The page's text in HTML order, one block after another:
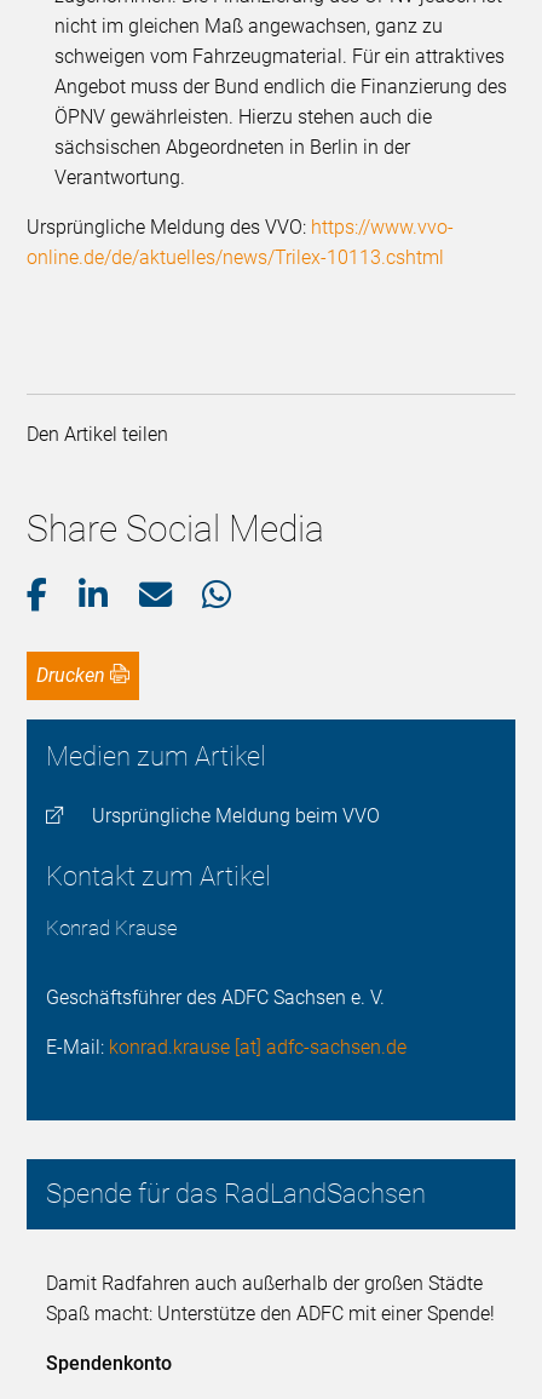
nicht im gleichen Maß angewachsen, ganz zu
schweigen vom Fahrzeugmaterial. Für ein attraktives
Angebot muss der Bund endlich die Finanzierung des
ÖPNV gewährleisten. Hierzu stehen auch die
sächsischen Abgeordneten in Berlin in der
Verantwortung.
Ursprüngliche Meldung des VVO: https://www.vvo-
online.de/de/aktuelles/news/Trilex-10113.cshtml
Den Artikel teilen
Share Social Media
Drucken
Medien zum Artikel
Ursprüngliche Meldung beim VVO
Kontakt zum Artikel
Konrad Krause
Geschäftsführer des ADFC Sachsen e. V.
E-Mail: konrad.krause [at] adfc-sachsen.de
Spende für das RadLandSachsen
Damit Radfahren auch außerhalb der großen Städte
Spaß macht: Unterstütze den ADFC mit einer Spende!
Spendenkonto